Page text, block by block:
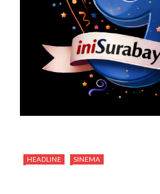
HEADLINE SINEMA